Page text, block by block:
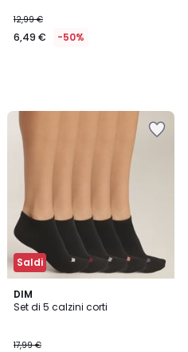
12,99 €
6,49 € -50%
Saldi
DIM
Set di 5 calzini corti
17,99 €
2,5
/ 5
2
Colori